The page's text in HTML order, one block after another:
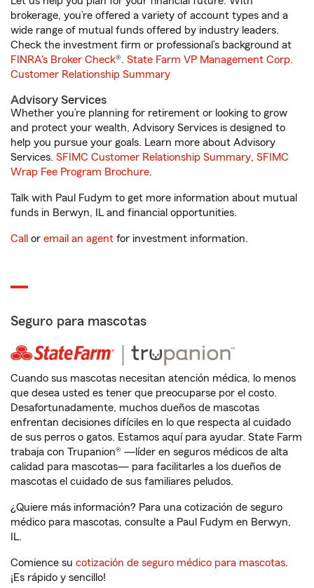
brokerage, you’re offered a variety of account types and a
wide range of mutual funds offered by industry leaders.
Check the investment firm or professional’s background at
FINRA's Broker Check®. State Farm VP Management Corp.
Customer Relationship Summary
Advisory Services
Whether you’re planning for retirement or looking to grow
and protect your wealth, Advisory Services is designed to
help you pursue your goals. Learn more about Advisory
Services. SFIMC Customer Relationship Summary, SFIMC
Wrap Fee Program Brochure.
Talk with Paul Fudym to get more information about mutual
funds in Berwyn, IL and financial opportunities.
Call or email an agent for investment information.
Seguro para mascotas
Cuando sus mascotas necesitan atención médica, lo menos
que desea usted es tener que preocuparse por el costo.
Desafortunadamente, muchos dueños de mascotas
enfrentan decisiones difíciles en lo que respecta al cuidado
de sus perros o gatos. Estamos aquí para ayudar. State Farm
trabaja con Trupanion® —líder en seguros médicos de alta
calidad para mascotas— para facilitarles a los dueños de
mascotas el cuidado de sus familiares peludos.
¿Quiere más información? Para una cotización de seguro
médico para mascotas, consulte a Paul Fudym en Berwyn,
IL.
Comience su cotización de seguro médico para mascotas.
¡Es rápido y sencillo!